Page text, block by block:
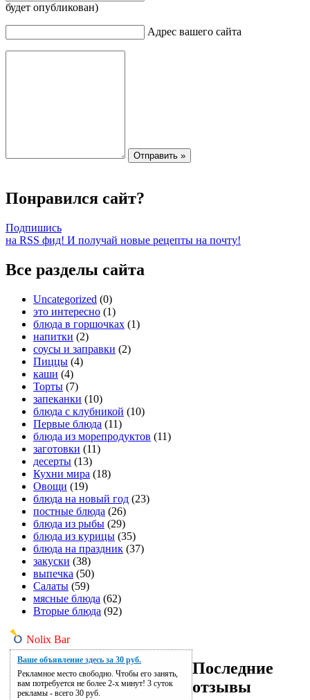
будет опубликован)
Адрес вашего сайта
Понравился сайт?
Подпишись
на RSS фид! И получай новые рецепты на почту!
Все разделы сайта
Uncategorized (0)
это интересно (1)
блюда в горшочках (1)
напитки (2)
соусы и заправки (2)
Пиццы (4)
каши (4)
Торты (7)
запеканки (10)
блюда с клубникой (10)
Первые блюда (11)
блюда из морепродуктов (11)
заготовки (11)
десерты (13)
Кухни мира (18)
Овощи (19)
блюда на новый год (23)
постные блюда (26)
блюда из рыбы (29)
блюда из курицы (35)
блюда на праздник (37)
закуски (38)
выпечка (50)
Салаты (59)
мясные блюда (62)
Вторые блюда (92)
Nolix Bar
Ваше объявление здесь за 30 руб.
Рекламное место свободно. Чтобы его занять,
вам потребуется не более 2-х минут! 3 суток
рекламы - всего 30 руб.
Последние
отзывы